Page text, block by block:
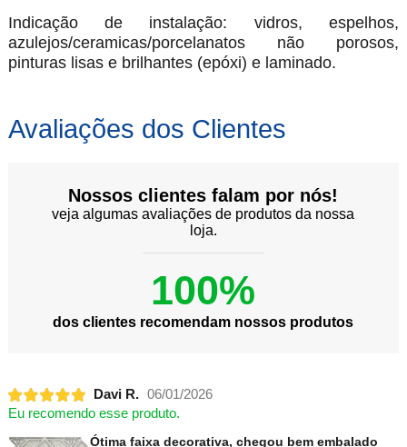
Indicação de instalação: vidros, espelhos,
azulejos/ceramicas/porcelanatos não porosos,
pinturas lisas e brilhantes (epóxi) e laminado.
Avaliações dos Clientes
Nossos clientes falam por nós!
veja algumas avaliações de produtos da nossa
loja.
100%
dos clientes recomendam nossos produtos
Davi R. 06/01/2026
Eu recomendo esse produto.
Ótima faixa decorativa, chegou bem embalado